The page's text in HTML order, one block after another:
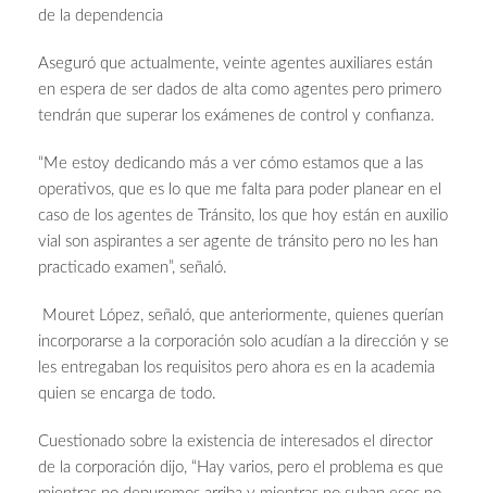
de la dependencia
Aseguró que actualmente, veinte agentes auxiliares están
en espera de ser dados de alta como agentes pero primero
tendrán que superar los exámenes de control y confianza.
“Me estoy dedicando más a ver cómo estamos que a las
operativos, que es lo que me falta para poder planear en el
caso de los agentes de Tránsito, los que hoy están en auxilio
vial son aspirantes a ser agente de tránsito pero no les han
practicado examen”, señaló.
Mouret López, señaló, que anteriormente, quienes querían
incorporarse a la corporación solo acudían a la dirección y se
les entregaban los requisitos pero ahora es en la academia
quien se encarga de todo.
Cuestionado sobre la existencia de interesados el director
de la corporación dijo, “Hay varios, pero el problema es que